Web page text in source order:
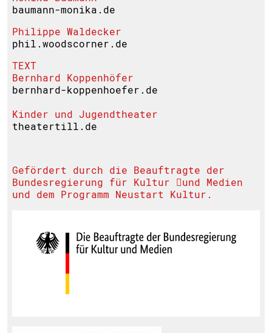
baumann-monika.de
Philippe Waldecker
phil.woodscorner.de
TEXT
Bernhard Koppenhöfer
bernhard-koppenhoefer.de
Kinder und Jugendtheater
theatertill.de
Gefördert durch die Beauftragte der
Bundesregierung für Kultur 􏰀und Medien
und dem Programm Neustart Kultur.